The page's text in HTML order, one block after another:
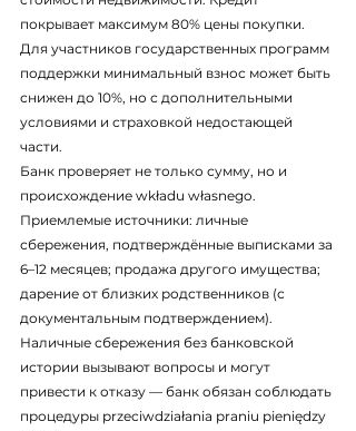
покрывает максимум 80% цены покупки.
Для участников государственных программ
поддержки минимальный взнос может быть
снижен до 10%, но с дополнительными
условиями и страховкой недостающей
части.
Банк проверяет не только сумму, но и
происхождение wkładu własnego.
Приемлемые источники: личные
сбережения, подтверждённые выписками за
6–12 месяцев; продажа другого имущества;
дарение от близких родственников (с
документальным подтверждением).
Наличные сбережения без банковской
истории вызывают вопросы и могут
привести к отказу — банк обязан соблюдать
процедуры przeciwdziałania praniu pieniędzy